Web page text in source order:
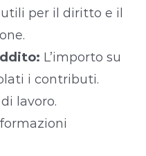
per il diritto e il
L’importo su
i contributi.
lavoro.